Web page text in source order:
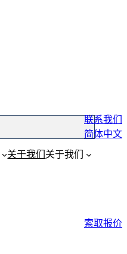
联系我们
简体中文
关于我们 关于我们
索取报价